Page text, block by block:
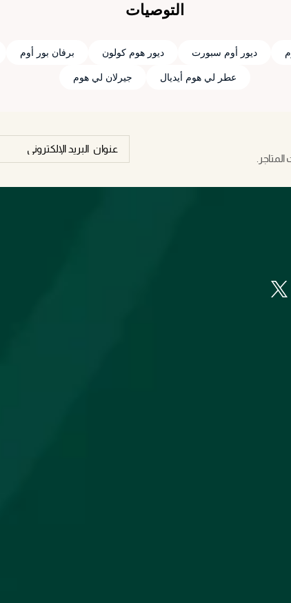
التوصيات
ديور أوم سبورت ديور هوم كولون برفان بور أوم
عطر لي هوم أيديال جيرلان لي هوم